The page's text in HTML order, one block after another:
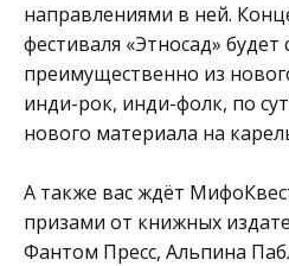
направлениями в ней.
фестиваля «Этносад» будет
преимущественно из
инди-рок, инди-фолк, по
нового материала на
А также вас ждёт
призами от книжных
Фантом Пресс, Альпина